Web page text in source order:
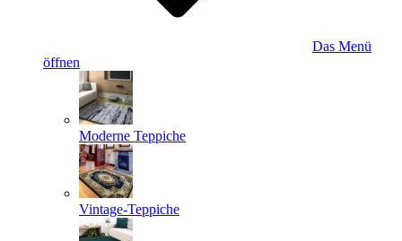
Das Menü
öffnen
Moderne Teppiche
Vintage-Teppiche